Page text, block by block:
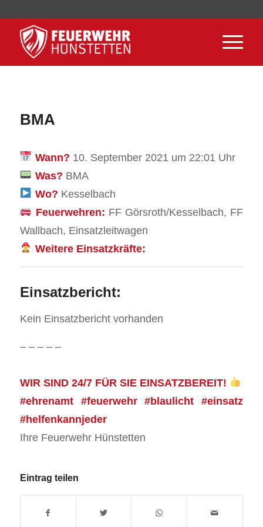
BMA
Wann? 10. September 2021 um 22:01 Uhr
Was? BMA
Wo? Kesselbach
Feuerwehren: FF Görsroth/Kesselbach, FF
Wallbach, Einsatzleitwagen
Weitere Einsatzkräfte:
Einsatzbericht:
Kein Einsatzbericht vorhanden
– – – – –
WIR SIND 24/7 FÜR SIE EINSATZBEREIT!
#ehrenamt #feuerwehr #blaulicht #einsatz
#helfenkannjeder
Ihre Feuerwehr Hünstetten
Eintrag teilen